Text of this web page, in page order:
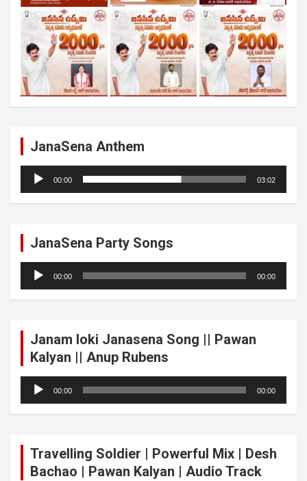
JanaSena Anthem
Audio
Player
00:00 03:02
JanaSena Party Songs
Audio
Player
00:00 00:00
Janam loki Janasena Song || Pawan
Kalyan || Anup Rubens
Audio
Player
00:00 00:00
Travelling Soldier | Powerful Mix | Desh
Bachao | Pawan Kalyan | Audio Track